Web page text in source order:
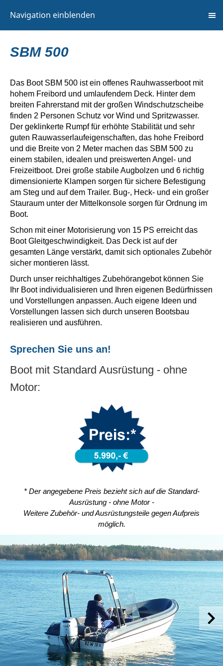
Navigation einblenden
SBM 500
Das Boot SBM 500 ist ein offenes Rauhwasserboot mit
hohem Freibord und umlaufendem Deck. Hinter dem
breiten Fahrerstand mit der großen Windschutzscheibe
finden 2 Personen Schutz vor Wind und Spritzwasser.
Der geklinkerte Rumpf für erhöhte Stabilität und sehr
guten Rauwasserlaufeigenschaften, das hohe Freibord
und die Breite von 2 Meter machen das SBM 500 zu
einem stabilen, idealen und preiswerten Angel- und
Freizeitboot. Drei große stabile Augbolzen und 6 richtig
dimensionierte Klampen sorgen für sichere Befestigung
am Steg und auf dem Trailer. Bug-, Heck- und ein großer
Stauraum unter der Mittelkonsole sorgen für Ordnung im
Boot.
Schon mit einer Motorisierung von 15 PS erreicht das
Boot Gleitgeschwindigkeit. Das Deck ist auf der
gesamten Länge verstärkt, damit sich optionales Zubehör
sicher montieren lässt.
Durch unser reichhaltiges Zubehörangebot können Sie
Ihr Boot individualisieren und Ihren eigenen Bedürfnissen
und Vorstellungen anpassen. Auch eigene Ideen und
Vorstellungen lassen sich durch unseren Bootsbau
realisieren und ausführen.
Sprechen Sie uns an!
Boot mit Standard Ausrüstung - ohne
Motor:
* Der angegebene Preis bezieht sich auf die Standard-
Ausrüstung - ohne Motor -
Weitere Zubehör- und Ausrüstungsteile gegen Aufpreis
möglich.